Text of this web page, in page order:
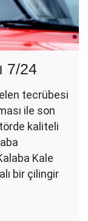
7/24
tecrübesi
ile son
kaliteli
Kale
bir çilingir